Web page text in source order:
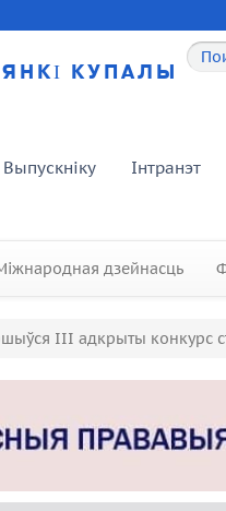
КУПАЛЫ
Выпускніку Інтранэт
дзейнасць
III адкрыты конкурс